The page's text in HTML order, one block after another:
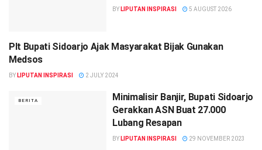
BY LIPUTAN INSPIRASI 5 AUGUST 2026
BERITA
Plt Bupati Sidoarjo Ajak Masyarakat Bijak Gunakan
Medsos
BY LIPUTAN INSPIRASI 2 JULY 2024
BERITA
Minimalisir Banjir, Bupati Sidoarjo
Gerakkan ASN Buat 27.000
Lubang Resapan
BY LIPUTAN INSPIRASI 29 NOVEMBER 2023